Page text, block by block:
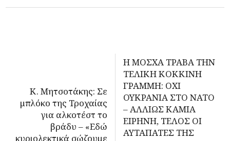
Κ. Μητσοτάκης: Σε
μπλόκο της Τροχαίας
για αλκοτέστ το
βράδυ – «Εδώ
κυριολεκτικά σώζουμε
Η ΜΟΣΧΑ ΤΡΑΒΑ ΤΗΝ
ΤΕΛΙΚΗ ΚΟΚΚΙΝΗ
ΓΡΑΜΜΗ: ΟΧΙ
ΟΥΚΡΑΝΙΑ ΣΤΟ ΝΑΤΟ
– ΑΛΛΙΩΣ ΚΑΜΙΑ
ΕΙΡΗΝΗ, ΤΕΛΟΣ ΟΙ
ΑΥΤΑΠΑΤΕΣ ΤΗΣ